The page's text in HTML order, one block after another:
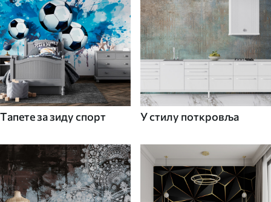
Tапете за зиду спорт У стилу поткровља